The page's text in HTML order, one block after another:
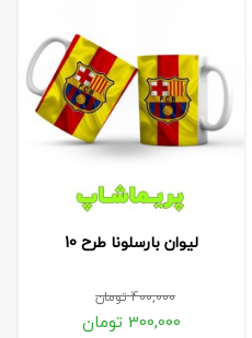
لیوان بارسلونا طرح 10
400,000تومان
300,000 تومان